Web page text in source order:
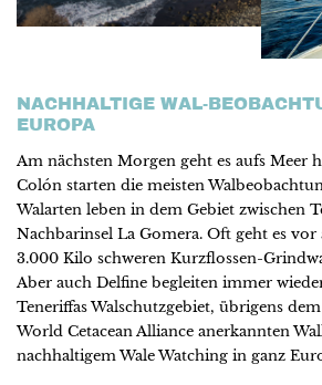
NACHHALTIGE WAL-
EUROPA
Am nächsten Morgen geht es aufs Meer
Colón starten die meisten
Walarten leben in dem Gebiet zwischen
Nachbarinsel La Gomera. Oft geht es
3.000 Kilo schweren Kurzflossen-
Aber auch Delfine begleiten immer
Teneriffas Walschutzgebiet, übrigens
World Cetacean Alliance anerkannten
nachhaltigem Wale Watching in ganz